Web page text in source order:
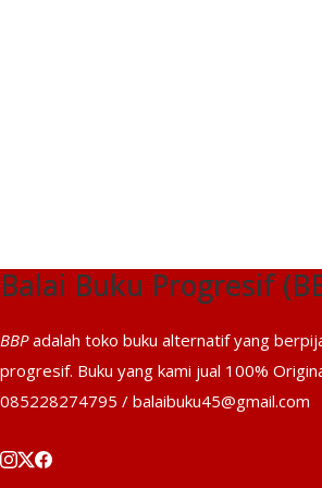
Balai Buku Progresif
BBPadalah toko buku alternatif yang
progresif. Buku yang kami jual 100%
085228274795 / balaibuku45@gmail.com